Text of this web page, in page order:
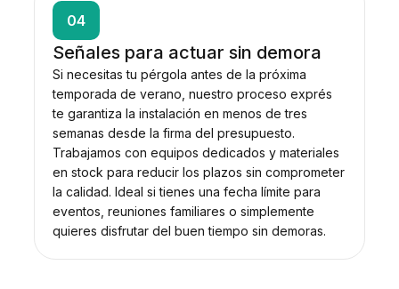
04
Señales para actuar sin demora
Si necesitas tu pérgola antes de la próxima
temporada de verano, nuestro proceso exprés
te garantiza la instalación en menos de tres
semanas desde la firma del presupuesto.
Trabajamos con equipos dedicados y materiales
en stock para reducir los plazos sin comprometer
la calidad. Ideal si tienes una fecha límite para
eventos, reuniones familiares o simplemente
quieres disfrutar del buen tiempo sin demoras.